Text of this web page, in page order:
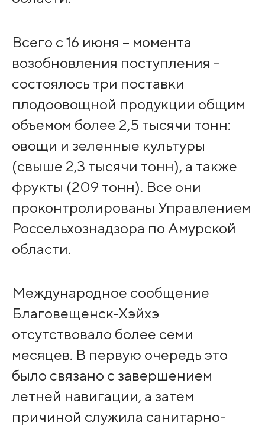
Всего с 16 июня – момента
возобновления поступления -
состоялось три поставки
плодоовощной продукции общим
объемом более 2,5 тысячи тонн:
овощи и зеленные культуры
(свыше 2,3 тысячи тонн), а также
фрукты (209 тонн). Все они
проконтролированы Управлением
Россельхознадзора по Амурской
области.
Международное сообщение
Благовещенск-Хэйхэ
отсутствовало более семи
месяцев. В первую очередь это
было связано с завершением
летней навигации, а затем
причиной служила санитарно-